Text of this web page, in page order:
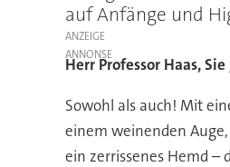
auf Anfänge und
ANZEIGE
Herr Professor Haas,
Sowohl als auch! Mit
einem weinenden
ein zerrissenes Hemd –